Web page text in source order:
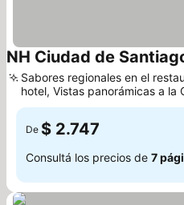
NH Ciudad de
Sabores regionales en el
hotel, Vistas panorámicas a la
de los Andes
De $ 2.747
Consultá los precios de 7